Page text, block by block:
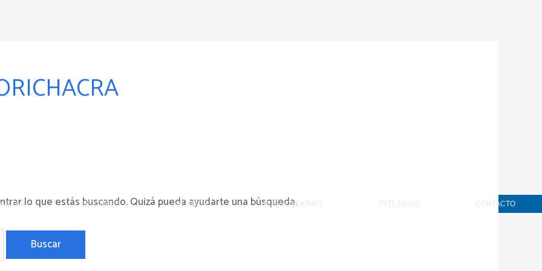
ÁREAS SECTORES ALIADOS PUBLICACIONES CONTACTO
lo que estás buscando. Quizá pueda ayudarte una búsqueda.